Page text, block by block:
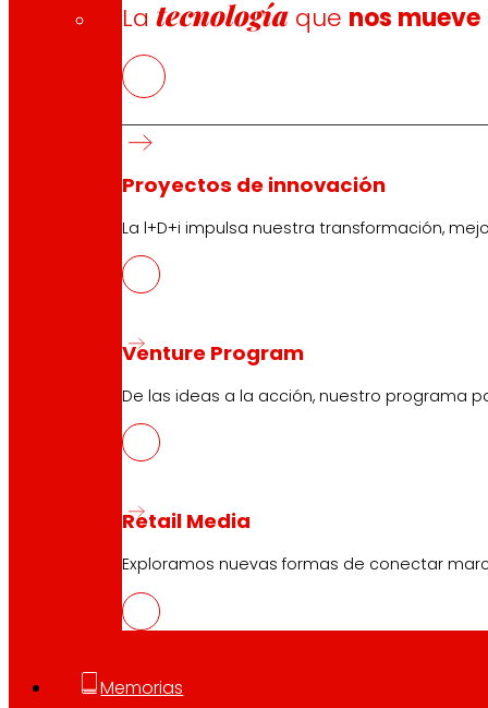
Latecnología que nos mueve
Proyectos de innovación
La l+D+i impulsa nuestra transformación,
Venture Program
De las ideas a la acción, nuestro programa
Retail Media
Exploramos nuevas formas de conectar
Memorias